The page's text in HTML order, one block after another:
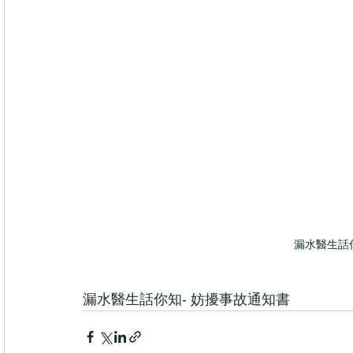
漏水醫生話
漏水醫生話你知- 妨擾事故通知書